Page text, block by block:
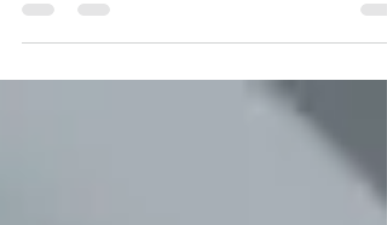
efisien menjadi kebutuhan utama bagi banyak
orang....